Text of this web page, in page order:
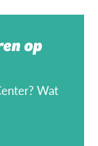
op
Wat